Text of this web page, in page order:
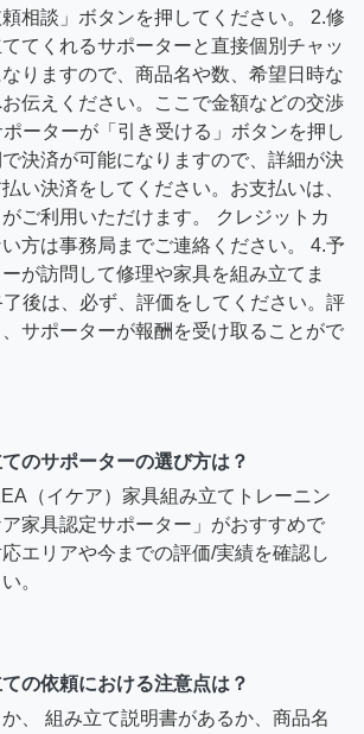
相談」ボタンを押してください。 2.修
てくれるサポーターと直接個別チャッ
なりますので、商品名や数、希望日時な
伝えください。ここで金額などの交渉
ーターが「引き受ける」ボタンを押し
決済が可能になりますので、詳細が決
い決済をしてください。お支払いは、
ご利用いただけます。 クレジットカ
方は事務局までご連絡ください。 4.予
が訪問して修理や家具を組み立てま
後は、必ず、評価をしてください。評
サポーターが報酬を受け取ることがで
のサポーターの選び方は？
（イケア）家具組み立てトレーニン
家具認定サポーター」がおすすめで
エリアや今までの評価/実績を確認し
。
の依頼における注意点は？
、 組み立て説明書があるか、商品名